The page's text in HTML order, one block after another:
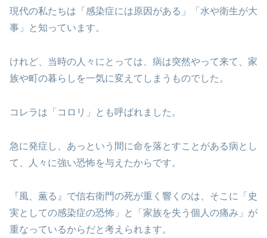
現代の私たちは「感染症には原因がある」「水や衛生が大
事」と知っています。
けれど、当時の人々にとっては、病は突然やって来て、家
族や町の暮らしを一気に変えてしまうものでした。
コレラは「コロリ」とも呼ばれました。
急に発症し、あっという間に命を落とすことがある病とし
て、人々に強い恐怖を与えたからです。
『風、薫る』で信右衛門の死が重く響くのは、そこに「史
実としての感染症の恐怖」と「家族を失う個人の痛み」が
重なっているからだと考えられます。